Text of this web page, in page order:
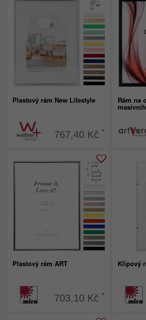
Plastový rám New Lifestyle
767,40 Kč *
Rám na
Plastový rám ART
703,10 Kč *
Klipový